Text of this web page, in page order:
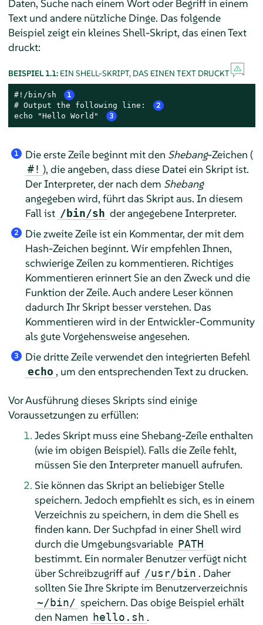
Daten, Suche nach einem Wort oder Begriff in einem
Text und andere nützliche Dinge. Das folgende
Beispiel zeigt ein kleines Shell-Skript, das einen Text
druckt:
BEISPIEL 1.1: EIN SHELL-SKRIPT, DAS EINEN TEXT DRUCKT
#!/bin/sh 1
# Output the following line: 2
echo "Hello World" 3
1 Die erste Zeile beginnt mit den Shebang-Zeichen (
#! ), die angeben, dass diese Datei ein Skript ist.
Der Interpreter, der nach dem Shebang
angegeben wird, führt das Skript aus. In diesem
Fall ist /bin/sh der angegebene Interpreter.
2
Die zweite Zeile ist ein Kommentar, der mit dem
Hash-Zeichen beginnt. Wir empfehlen Ihnen,
schwierige Zeilen zu kommentieren. Richtiges
Kommentieren erinnert Sie an den Zweck und die
Funktion der Zeile. Auch andere Leser können
dadurch Ihr Skript besser verstehen. Das
Kommentieren wird in der Entwickler-Community
als gute Vorgehensweise angesehen.
3 Die dritte Zeile verwendet den integrierten Befehl
echo , um den entsprechenden Text zu drucken.
Vor Ausführung dieses Skripts sind einige
Voraussetzungen zu erfüllen:
Jedes Skript muss eine Shebang-Zeile enthalten
(wie im obigen Beispiel). Falls die Zeile fehlt,
müssen Sie den Interpreter manuell aufrufen.
Sie können das Skript an beliebiger Stelle
speichern. Jedoch empfiehlt es sich, es in einem
Verzeichnis zu speichern, in dem die Shell es
finden kann. Der Suchpfad in einer Shell wird
durch die Umgebungsvariable PATH
bestimmt. Ein normaler Benutzer verfügt nicht
über Schreibzugriff auf /usr/bin . Daher
sollten Sie Ihre Skripte im Benutzerverzeichnis
~/bin/ speichern. Das obige Beispiel erhält
den Namen hello.sh .